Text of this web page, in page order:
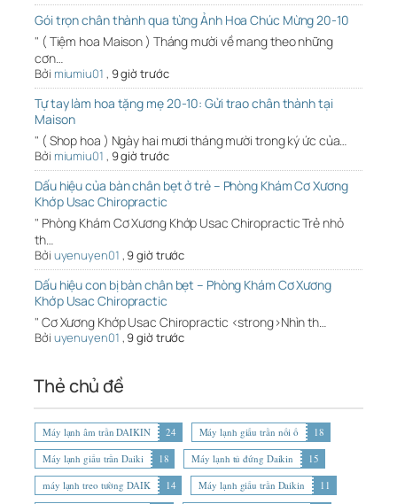
Gói trọn chân thành qua từng Ảnh Hoa Chúc Mừng 20-10
" ( Tiệm hoa Maison ) Tháng mười về mang theo những
cơn…
Bởi miumiu01 , 9 giờ trước
Tự tay làm hoa tặng mẹ 20-10: Gửi trao chân thành tại
Maison
" ( Shop hoa ) Ngày hai mươi tháng mười trong ký ức của…
Bởi miumiu01 , 9 giờ trước
Dấu hiệu của bàn chân bẹt ở trẻ – Phòng Khám Cơ Xương
Khớp Usac Chiropractic
" Phòng Khám Cơ Xương Khớp Usac Chiropractic Trẻ nhỏ
th…
Bởi uyenuyen01 ,9 giờ trước
Dấu hiệu con bị bàn chân bẹt – Phòng Khám Cơ Xương
Khớp Usac Chiropractic
" Cơ Xương Khớp Usac Chiropractic <strong>Nhìn th…
Bởi uyenuyen01 ,9 giờ trước
Thẻ chủ đề
Máy lạnh âm trần DAIKIN 24 Máy lạnh giấu trần nối ố
18
Máy lạnh giấu trần Daiki
18 Máy lạnh tủ đứng Daikin
15
máy lạnh treo tường DAIK
14 Máy lạnh giấu trần Daikin
11